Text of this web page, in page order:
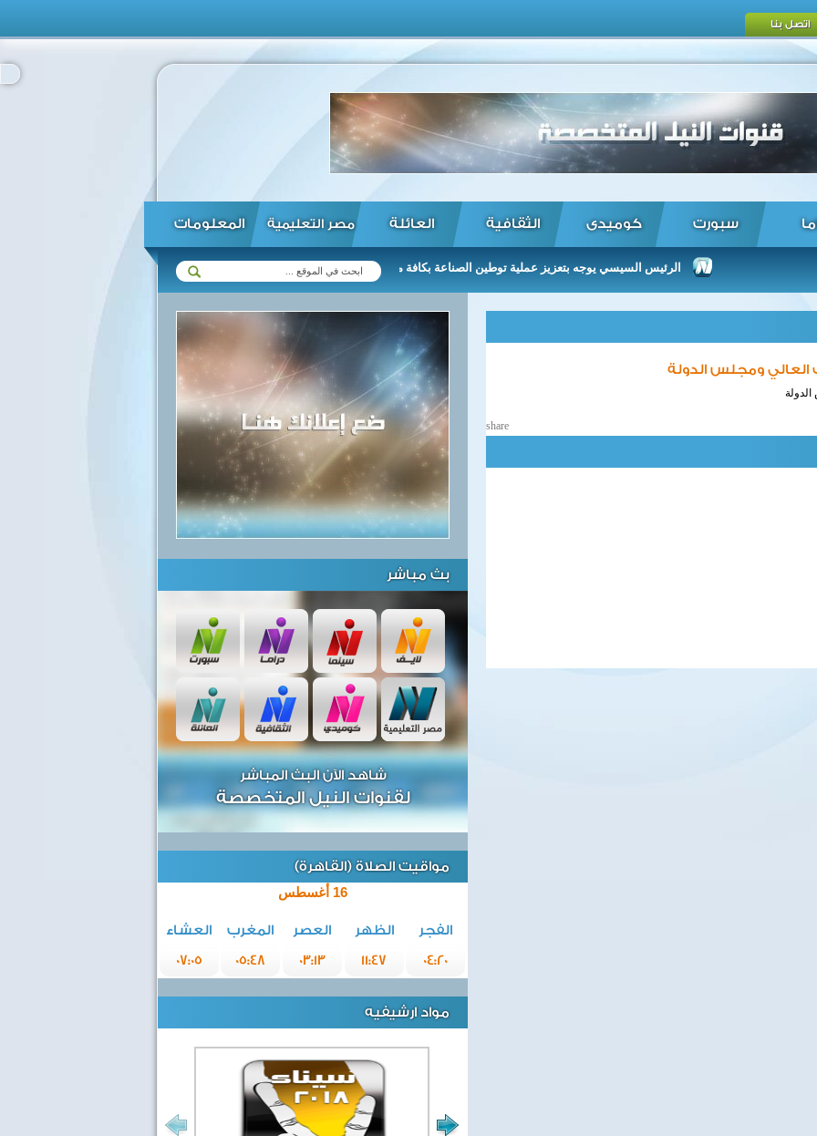
اتصل بنا
سبورت كوميدى الثقافية العائلة مصر التعليمية المعلومات
مواجهات بين الفلسطينيين وقوات الرئيس السيسي يوجه بتعزيز عملية توطين الصناعة بكافة مكوناتها ونقل التكنولوجيا الحديثة ...
العالي ومجلس الدولة
share
بث مباشر
شاهد الآن البث المباشر
لقنوات النيل المتخصصة
مواقيت الصلاة (القاهرة)
16 أغسطس
الفجر الظهر العصر المغرب
العشاء
04:20
11:47
03:13
05:48
07:05
مواد ارشيفيه